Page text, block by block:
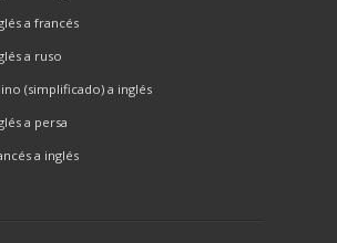
a francés
a ruso
(simplificado) a inglés
a persa
a inglés